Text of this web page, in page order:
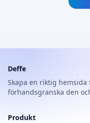
Deffe
Skapa en riktig
förhandsgranska den
Produkt